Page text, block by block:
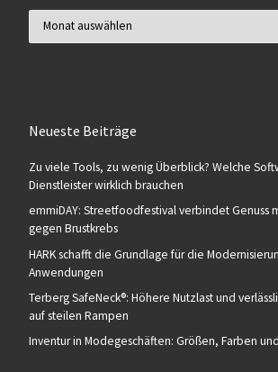
Neueste Beiträge
Zu viele Tools, zu wenig Überblick? Welche
Dienstleister wirklich brauchen
emmiDAY: Streetfoodfestival verbindet Genuss
gegen Brustkrebs
HARK schafft die Grundlage für die
Anwendungen
Terberg SafeNeck®: Höhere Nutzlast und
auf steilen Rampen
Inventur in Modegeschäften: Größen, Farben